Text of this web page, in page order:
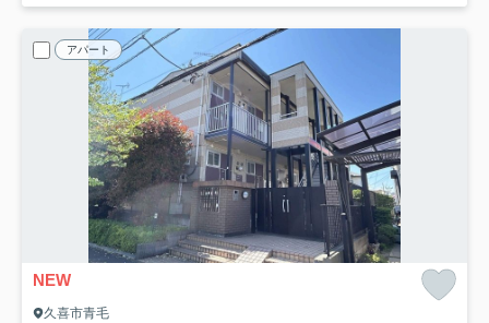
アパート
NEW
久喜市青毛